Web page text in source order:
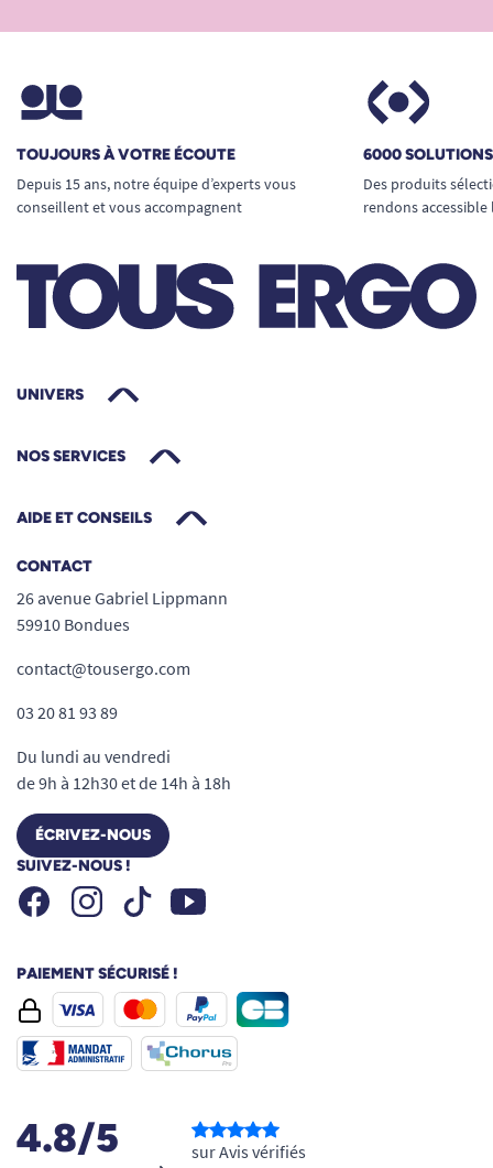
TOUJOURS À VOTRE ÉCOUTE
Depuis 15 ans, notre équipe d’experts vous
conseillent et vous accompagnent
6000
Des produits
rendons
UNIVERS
NOS SERVICES
AIDE ET CONSEILS
CONTACT
26 avenue Gabriel Lippmann
59910 Bondues
contact@tousergo.com
03 20 81 93 89
Du lundi au vendredi
de 9h à 12h30 et de 14h à 18h
ÉCRIVEZ-NOUS
SUIVEZ-NOUS !
FacebookInstagramTiktok Youtube
PAIEMENT SÉCURISÉ !
4.8/5 sur Avis vérifiés